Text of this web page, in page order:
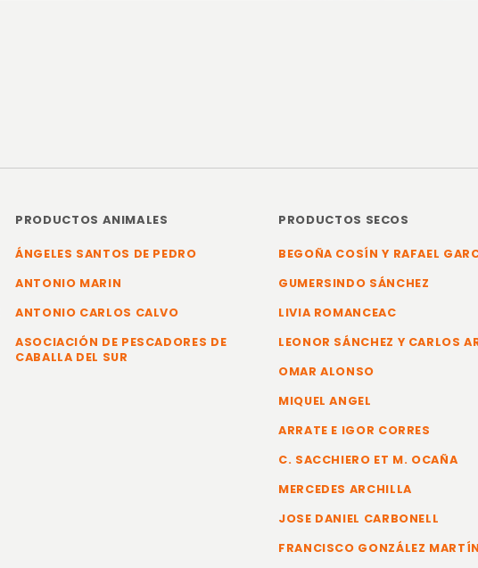
PRODUCTOS ANIMALES
ÁNGELES SANTOS DE PEDRO
ANTONIO MARIN
ANTONIO CARLOS CALVO
ASOCIACIÓN DE PESCADORES DE
CABALLA DEL SUR
PRODUCTOS SECOS
BEGOÑA COSÍN Y RAFAEL
GUMERSINDO SÁNCHEZ
LIVIA ROMANCEAC
LEONOR SÁNCHEZ Y CARLOS
OMAR ALONSO
MIQUEL ANGEL
ARRATE E IGOR CORRES
C. SACCHIERO ET M. OCAÑA
MERCEDES ARCHILLA
JOSE DANIEL CARBONELL
FRANCISCO GONZÁLEZ